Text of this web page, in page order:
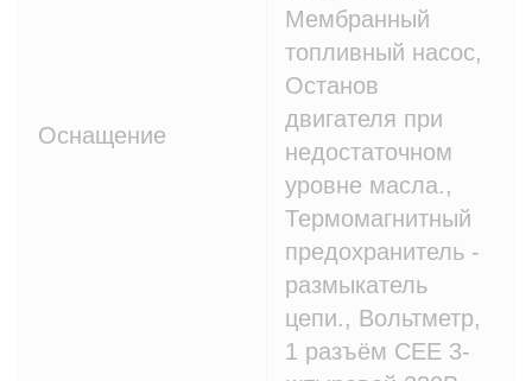
Оснащение
Мембранный
топливный насос,
Останов
двигателя при
недостаточном
уровне масла.,
Термомагнитный
предохранитель -
размыкатель
цепи., Вольтметр,
1 разъём CEE 3-